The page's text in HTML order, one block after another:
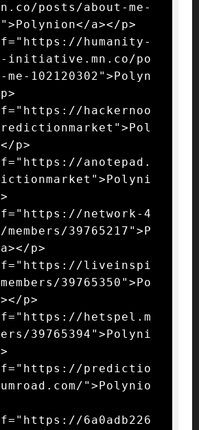
posts/about-me-
a></p>
humanity-
initiative.mn.co/po
102120302">Polyn
hackernoo
p>
anotepad.
network-4
39765217">P
p>
liveinspi
39765350">Po
p>
hetspel.m
39765394">Polyni
predictio
">Polynio
6a0adb226